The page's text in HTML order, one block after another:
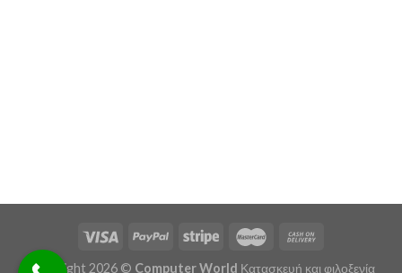
Copyright 2026 © Computer World Κατασκευή και φιλοξενία